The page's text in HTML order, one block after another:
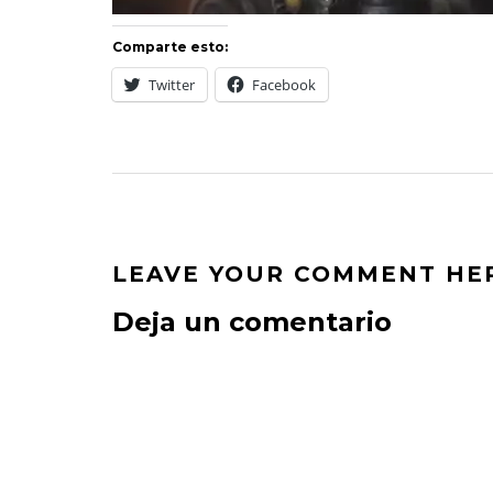
Comparte esto:
Twitter Facebook
LEAVE YOUR COMMENT
Deja un comentario